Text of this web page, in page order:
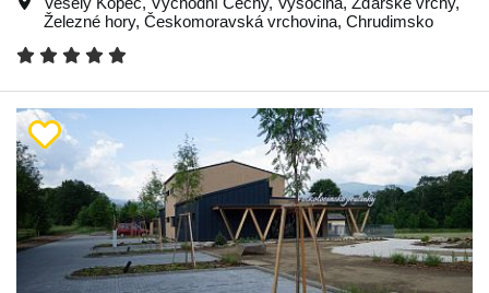
Železné hory, Českomoravská vrchovina, Chrudimsko